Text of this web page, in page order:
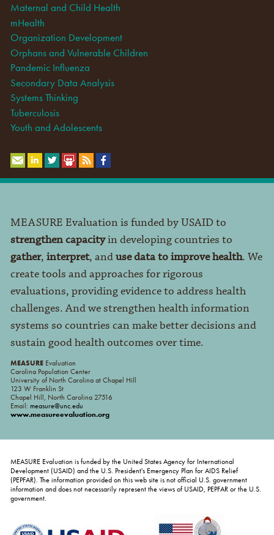
Maternal and Child Health
mHealth
Organization Development
Orphans and Vulnerable Children
Pandemic Influenza
Secondary Data Analysis
Systems Thinking
Tuberculosis
Youth and Adolescents
MEASURE Evaluation is funded by USAID to
strengthen capacityin developing countries to
gather, interpret, anduse data to improve health. We
create tools and approaches for rigorous
evaluations, providing evidence to address health
challenges. And we strengthen health information
systems so countries can make better decisions and
sustain good health outcomes over time.
MEASUREEvaluation
Carolina Population Center
University of North Carolina at Chapel Hill
123 W Franklin St
Chapel Hill, North Carolina 27516
Email: measure@unc.edu
www.measureevaluation.org
MEASURE Evaluation is funded by the United States Agency for International
Development (USAID) and the U.S. President's Emergency Plan for AIDS Relief
(PEPFAR). The information provided on this web site is not official U.S. government
information and does not necessarily represent the views of USAID, PEPFAR or the U.S.
government.